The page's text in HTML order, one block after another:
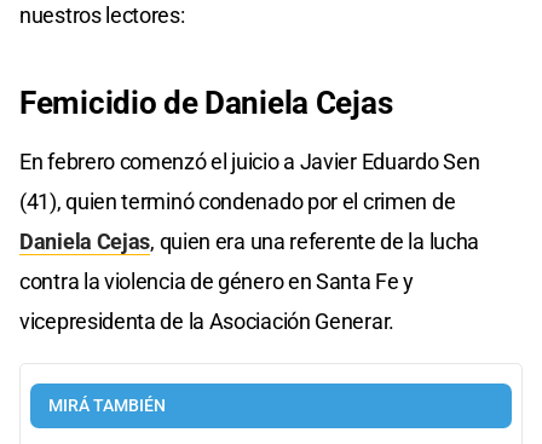
nuestros lectores:
Femicidio de Daniela Cejas
En febrero comenzó el juicio a Javier Eduardo Sen
(41), quien terminó condenado por el crimen de
Daniela Cejas, quien era una referente de la lucha
contra la violencia de género en Santa Fe y
vicepresidenta de la Asociación Generar.
MIRÁ TAMBIÉN